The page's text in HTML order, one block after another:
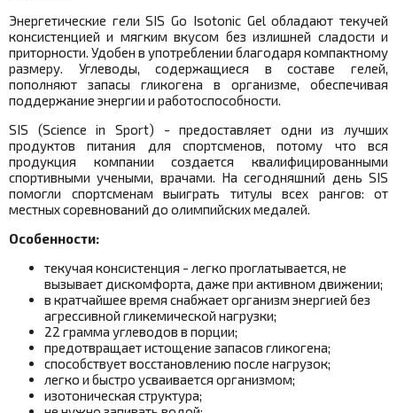
Энергетические гели SIS Go Isotonic Gel обладают текучей
консистенцией и мягким вкусом без излишней сладости и
приторности. Удобен в употреблении благодаря компактному
размеру. Углеводы, содержащиеся в составе гелей,
пополняют запасы гликогена в организме, обеспечивая
поддержание энергии и работоспособности.
SIS (Science in Sport) - предоставляет одни из лучших
продуктов питания для спортсменов, потому что вся
продукция компании создается квалифицированными
спортивными учеными, врачами. На сегодняшний день SIS
помогли спортсменам выиграть титулы всех рангов: от
местных соревнований до олимпийских медалей.
Особенности:
текучая консистенция - легко проглатывается, не
вызывает дискомфорта, даже при активном движении;
в кратчайшее время снабжает организм энергией без
агрессивной гликемической нагрузки;
22 грамма углеводов в порции;
предотвращает истощение запасов гликогена;
способствует восстановлению после нагрузок;
легко и быстро усваивается организмом;
изотоническая структура;